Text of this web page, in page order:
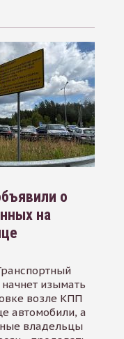
о
на
изымать
возле КПП
автомобили, а
владельцы